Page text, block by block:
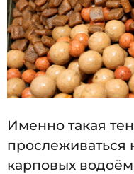
0
5
.
2
0
9
Именно такая
прослеживаться
карповых